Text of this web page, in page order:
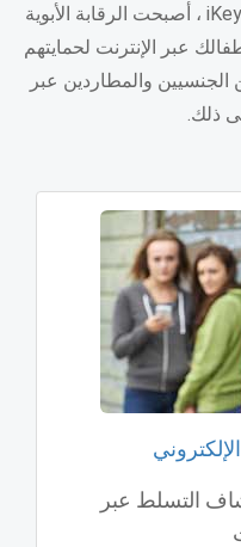
مع تطبيق iKeyMonitor Tinder tracker ، أصبحت الرقابة الأبوية
عبر الإنترنت لحمايتهم
الجنسيين والمطاردين عبر
ذلك.
التسلط عبر